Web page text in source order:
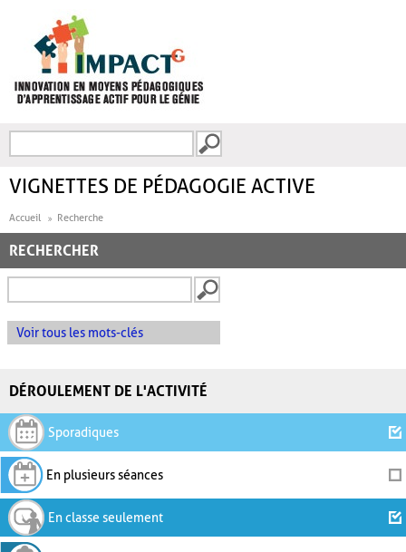
FORMULAIRE DE
VIGNETTES DE PÉDAGOGIE ACTIVE
Accueil Recherche
RECHERCHER
Voir tous les mots-clés
DÉROULEMENT DE L'ACTIVITÉ
Sporadiques
En plusieurs séances
En classe seulement